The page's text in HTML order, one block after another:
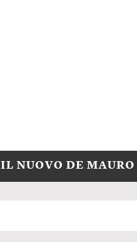
IL NUOVO DE MAURO